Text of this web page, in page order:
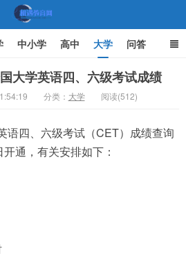
中小学 高中 大学 问答
大学英语四、六级考试成绩
分类： 大学 阅读(512)
语四、六级考试（CET）成绩查询
通，有关安排如下：